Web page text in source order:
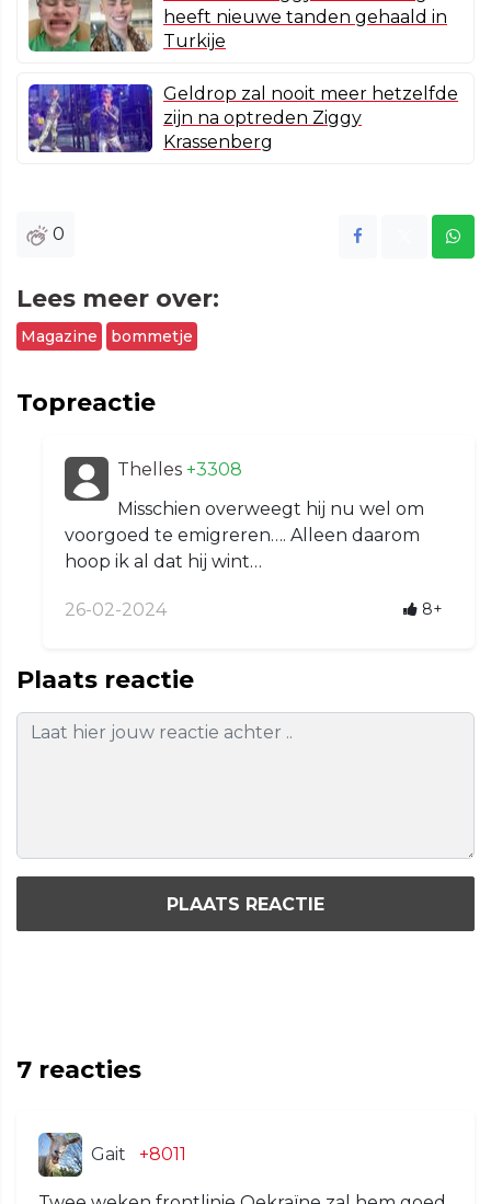
heeft nieuwe tanden gehaald in
Turkije
Geldrop zal nooit meer hetzelfde
zijn na optreden Ziggy
Krassenberg
0
Lees meer over:
Magazine bommetje
Topreactie
Thelles +3308
Misschien overweegt hij nu wel om
voorgoed te emigreren…. Alleen daarom
hoop ik al dat hij wint…
26-02-2024 8+
Plaats reactie
PLAATS REACTIE
7 reacties
Gait +8011